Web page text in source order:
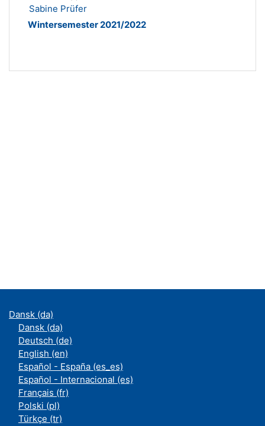
Sabine Prüfer
Wintersemester 2021/2022
Dansk ‎(da)‎
Dansk ‎(da)‎
Deutsch ‎(de)‎
English ‎(en)‎
Español - España ‎(es_es)‎
Español - Internacional ‎(es)‎
Français ‎(fr)‎
Polski ‎(pl)‎
Türkçe ‎(tr)‎